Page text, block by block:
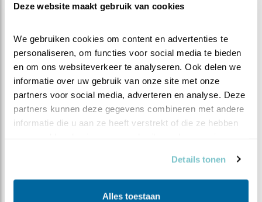
Deze website maakt gebruik van cookies
We gebruiken cookies om content en advertenties te
personaliseren, om functies voor social media te bieden
en om ons websiteverkeer te analyseren. Ook delen we
informatie over uw gebruik van onze site met onze
partners voor social media, adverteren en analyse. Deze
partners kunnen deze gegevens combineren met andere
informatie die u aan ze heeft verstrekt of die ze hebben
Details tonen
Alles toestaan
appelpunten, blokjes kaas en gevulde bonbons. Oftewel
dan komt ze geen grammetje aan! Ik snap het: u zou
maar wat graag een steenuil zijn.
-onderzoek coördineert, stimuleert en faciliteert.
binnen- en buitenlandse, professionele en